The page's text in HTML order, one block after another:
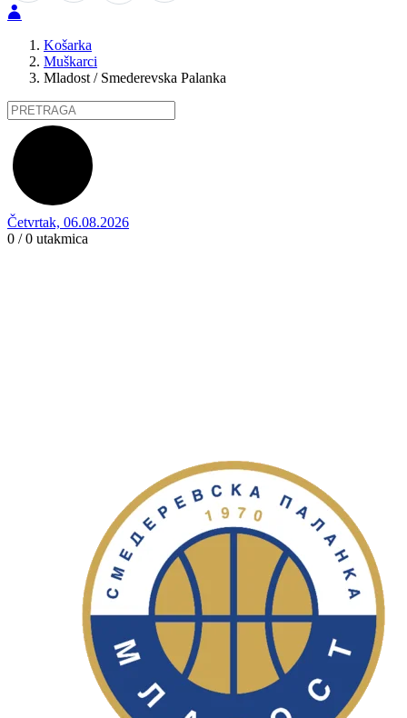
Košarka
Muškarci
Mladost / Smederevska Palanka
Četvrtak, 06.08.2026
0 / 0 utakmica